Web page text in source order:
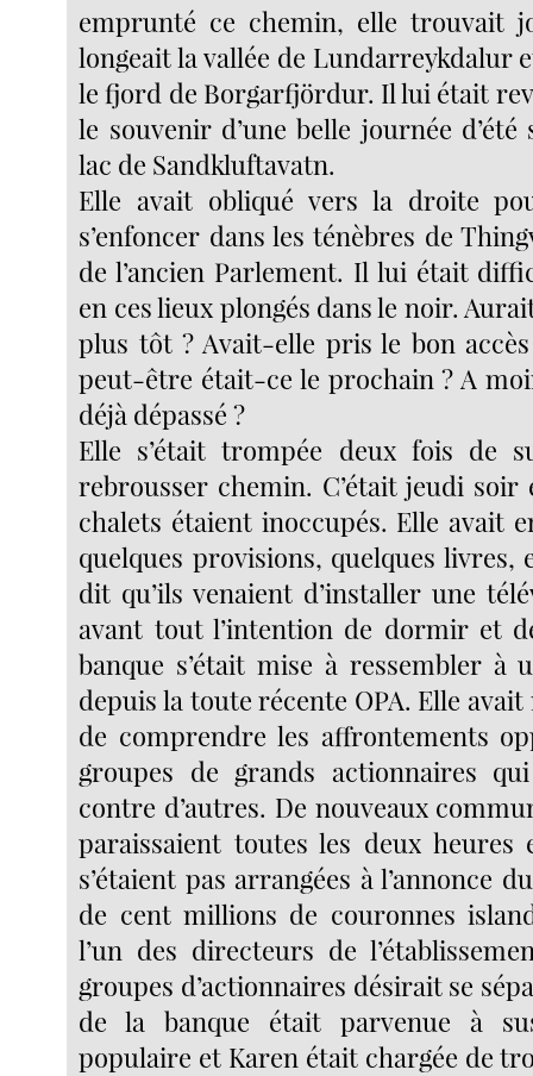
emprunté ce chemin, elle trouvait
longeait la vallée de Lundarreykdalur
le fjord de Borgarfjördur. Il lui était
le souvenir d’une belle journée
lac de Sandkluftavatn.
Elle avait obliqué vers la droite
s’enfoncer dans les ténèbres de
de l’ancien Parlement. Il lui était
en ces lieux plongés dans le noir.
plus tôt ? Avait-elle pris le bon
peut-être était-ce le prochain ? A
déjà dépassé ?
Elle s’était trompée deux fois de
rebrousser chemin. C’était jeudi
chalets étaient inoccupés. Elle avait
quelques provisions, quelques livres,
dit qu’ils venaient d’installer une
avant tout l’intention de dormir et
banque s’était mise à ressembler à
depuis la toute récente OPA. Elle
de comprendre les affrontements
groupes de grands actionnaires qui
contre d’autres. De nouveaux
paraissaient toutes les deux heures
s’étaient pas arrangées à l’annonce
de cent millions de couronnes
l’un des directeurs de
groupes d’actionnaires désirait se
de la banque était parvenue à
populaire et Karen était chargée de